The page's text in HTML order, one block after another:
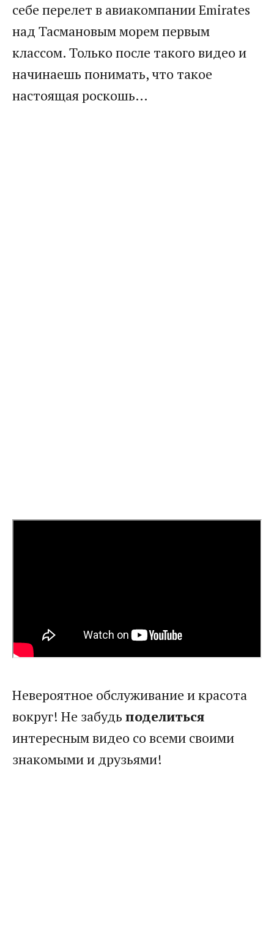
себе перелет в авиакомпании Emirates
над Тасмановым морем первым
классом. Только после такого видео и
начинаешь понимать, что такое
настоящая роскошь…
Невероятное обслуживание и красота
вокруг! Не забудь поделиться
интересным видео со всеми своими
знакомыми и друзьями!